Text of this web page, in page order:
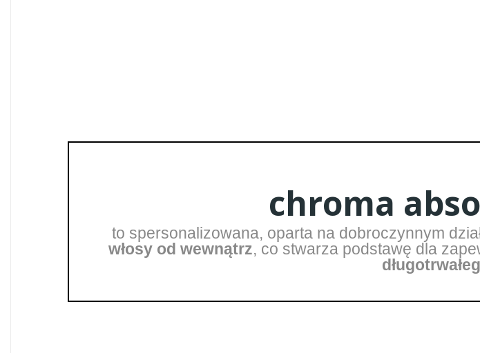
chroma
to spersonalizowana, oparta na dobroczynnym
włosy od wewnątrz, co stwarza podstawę dla